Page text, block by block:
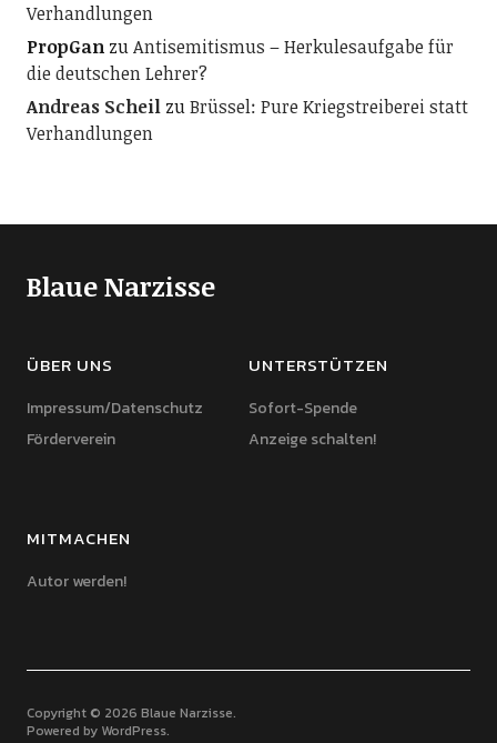
Verhandlungen
PropGanzuAntisemitismus – Herkulesaufgabe für
die deutschen Lehrer?
Andreas ScheilzuBrüssel: Pure Kriegstreiberei statt
Verhandlungen
Blaue Narzisse
ÜBER UNS
Impressum/Datenschutz
Förderverein
UNTERSTÜTZEN
Sofort-Spende
Anzeige schalten!
MITMACHEN
Autor werden!
Copyright © 2026 Blaue Narzisse
Powered by WordPress